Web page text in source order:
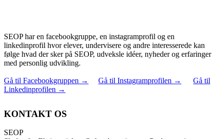
SEOP har en facebookgruppe, en instagramprofil og en
linkedinprofil hvor elever, undervisere og andre interesserede kan
følge hvad der sker på SEOP, udveksle idéer, nyheder og erfaringer
med personlig udvikling.
Gå til Facebookgruppen → Gå til Instagramprofilen →
Gå til
Linkedinprofilen →
KONTAKT OS
SEOP